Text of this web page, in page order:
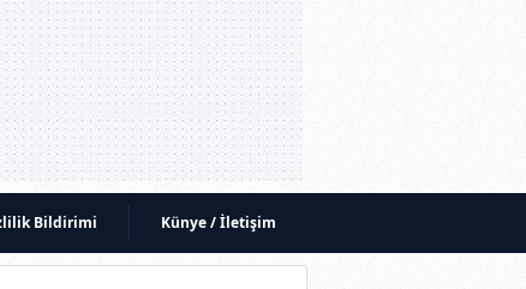
Bildirimi Künye / İletişim